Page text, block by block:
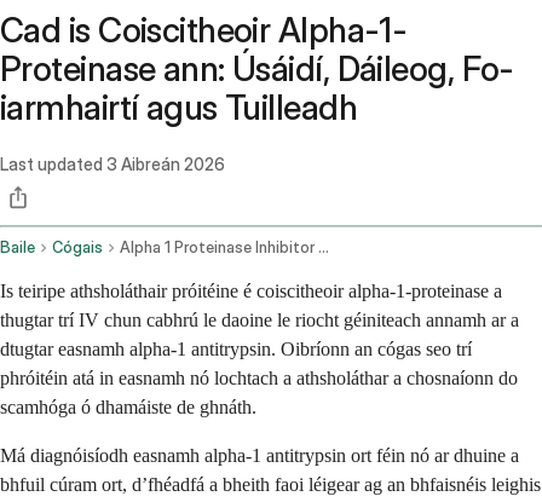
Cad is Coiscitheoir Alpha-1-
Proteinase ann: Úsáidí, Dáileog, Fo-
iarmhairtí agus Tuilleadh
Last updated 3 Aibreán 2026
Baile Cógais Alpha 1 Proteinase Inhibitor Human Intravenous Route
Is teiripe athsholáthair próitéine é coiscitheoir alpha-1-proteinase a
thugtar trí IV chun cabhrú le daoine le riocht géiniteach annamh ar a
dtugtar easnamh alpha-1 antitrypsin. Oibríonn an cógas seo trí
phróitéin atá in easnamh nó lochtach a athsholáthar a chosnaíonn do
scamhóga ó dhamáiste de ghnáth.
Má diagnóisíodh easnamh alpha-1 antitrypsin ort féin nó ar dhuine a
bhfuil cúram ort, d’fhéadfá a bheith faoi léigear ag an bhfaisnéis leighis